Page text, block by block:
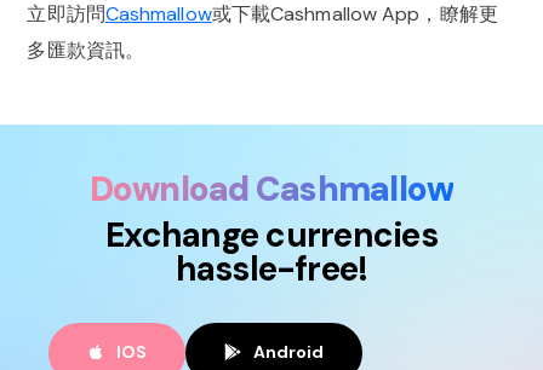
立即訪問Cashmallow或下載Cashmallow App，瞭解更
多匯款資訊。
Download Cashmallow
Exchange currencies
hassle-free!
IOS Android